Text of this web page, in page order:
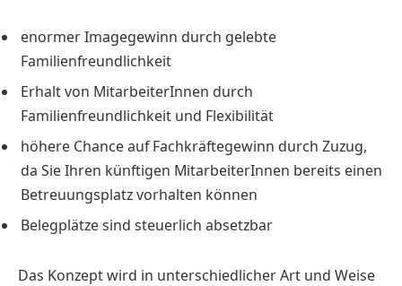
enormer Imagegewinn durch gelebte
Familienfreundlichkeit
Erhalt von MitarbeiterInnen durch
Familienfreundlichkeit und Flexibilität
höhere Chance auf Fachkräftegewinn durch Zuzug,
da Sie Ihren künftigen MitarbeiterInnen bereits einen
Betreuungsplatz vorhalten können
Belegplätze sind steuerlich absetzbar
Das Konzept wird in unterschiedlicher Art und Weise